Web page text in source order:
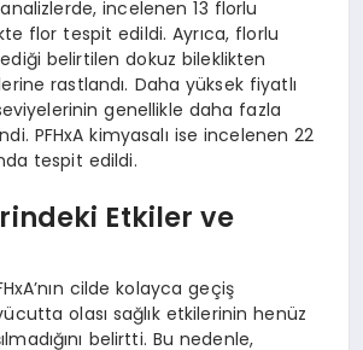
incelenen 13 florlu
flor tespit edildi. Ayrıca, florlu
belirtilen dokuz bileklikten
rastlandı. Daha yüksek fiyatlı
genellikle daha fazla
PFHxA kimyasalı ise incelenen 22
tespit edildi.
Etkiler ve
cilde kolayca geçiş
olası sağlık etkilerinin henüz
belirtti. Bu nedenle,